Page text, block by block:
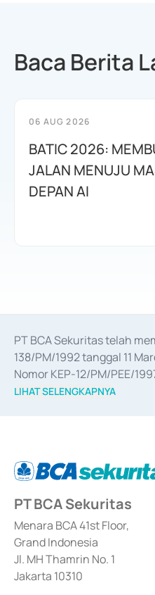
Baca Berita
06 AUG 2026
BATIC 2026:
JALAN MENUJU
DEPAN AI
PT BCA Sekuritas telah
138/PM/1992 tanggal 11
Nomor KEP-12/PM/PEE/
merger, akuisisi, divestasi,
LIHAT SELENGKAPNYA
PT BCA Sekuritas
Menara BCA 41st Floor,
Grand Indonesia
Jl. MH Thamrin No. 1
Jakarta 10310